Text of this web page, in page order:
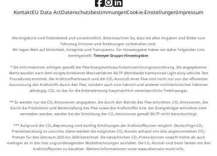
KontaktEU Data ActDatenschutzbestimmungenCookie-EinstellungenImpressum
Alle Angebote sind freibleibend und unverbindlich. Bitte beachten Sie, dass bei allen Angaben und Bilder zum
Fahrzeug Irrtümer und Änderungen vorbehalten sind.
Wir legen Wert auf Ehrlichkeit, Integrität und Transparenz. Für Hinweisgeber haben wir daher folgenden Link
bereitgestellt: Tiemeyer Gruppe Hinweisgeber.
* Die Informationen erfolgen gemäß der Pkw-Energieverbrauchskennzeichnungsverordnung. Die angegebenen
Werte wurden nach dem vorgeschriebenen Messverfahren WLTP (Worldwide harmonised Light-duty vehicles Test
Procedures) ermittelt. Der Kraftstoffverbrauch und der CO₂-Ausstoß eines Pkw sind nicht nur von der effizienten
Ausnutzung des Kraftstoffs durch den Pkw, sondern auch vom Fahrstil und anderen nichttechnischen Faktoren
abhängig. CO₂ ist das für die Erderwärmung hauptsächlich verantwortliche Treibhausgas.
** Es werden nur die CO₂-Emissionen angegeben, die durch den Betrieb des Pkw entstehen. CO₂-Emissionen, die
durch die Produktion und Bereitstellung des Pkw sowie des Kraftstoffes bzw. der Energieträger entstehen oder
vermieden werden, werden bei der Ermittlung der CO₂-Emissionen gemäß WLTP nicht berücksichtigt.
*** Aufgrund der CO₂-Bepreisung sind künftig Erhöhungen der Kraftstoffkosten möglich. Die künftige CO₂-
Preisentwicklung ist unsicher, daher werden die möglichen CO₂-Kosten anhand von drei angenommenen CO₂-
Preisen für den Zeitraum 2025 bis 2034 berechnet. Die tatsächlichen CO₂-Preise können sowohl höher als auch
niedriger als in den hier zugrundeliegenden Modellrechnungen ausfallen. Die CO₂-Kosten sind beim Tanken mit den
Kraftstoffkosten zu bezahlen. Weitere Informationen unter www.alternativ-mobil.info.